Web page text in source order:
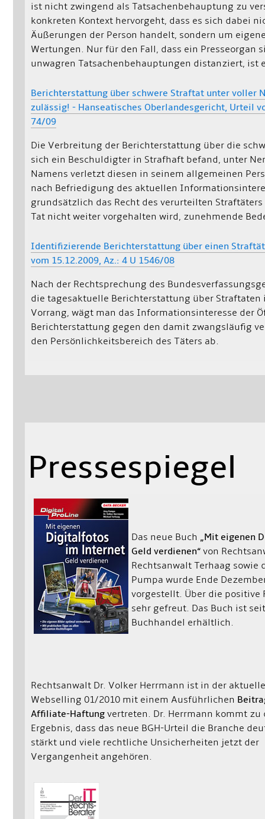
ist nicht zwingend als Tatsachenbehauptung zu
konkreten Kontext hervorgeht, dass es sich dabei
Äußerungen der Person handelt, sondern um
Wertungen. Nur für den Fall, dass ein Presseorgan
unwagren Tatsachenbehauptungen distanziert, ist
Berichterstattung über schwere Straftat unter voller
zulässig! - Hanseatisches Oberlandesgericht, Urteil
74/09
Die Verbreitung der Berichterstattung über die
sich ein Beschuldigter in Strafhaft befand, unter
Namens verletzt diesen in seinem allgemeinen
nach Befriedigung des aktuellen
grundsätzlich das Recht des verurteilten
Tat nicht weiter vorgehalten wird, zunehmende
Identifizierende Berichterstattung über einen
vom 15.12.2009, Az.: 4 U 1546/08
Nach der Rechtsprechung des
die tagesaktuelle Berichterstattung über
Vorrang, wägt man das Informationsinteresse der
Berichterstattung gegen den damit zwangsläufig
den Persönlichkeitsbereich des Täters ab.
Pressespiegel
Das neue Buch „Mit eigenen
Geld verdienen“ von
Rechtsanwalt Terhaag sowie
Pumpa wurde Ende
vorgestellt. Über die positive
sehr gefreut. Das Buch ist
Buchhandel erhältlich.
Rechtsanwalt Dr. Volker Herrmann ist in der
Webselling 01/2010 mit einem Ausführlichen
Affiliate-Haftung vertreten. Dr. Herrmann kommt zu
Ergebnis, dass das neue BGH-Urteil die Branche
stärkt und viele rechtliche Unsicherheiten jetzt der
Vergangenheit angehören.